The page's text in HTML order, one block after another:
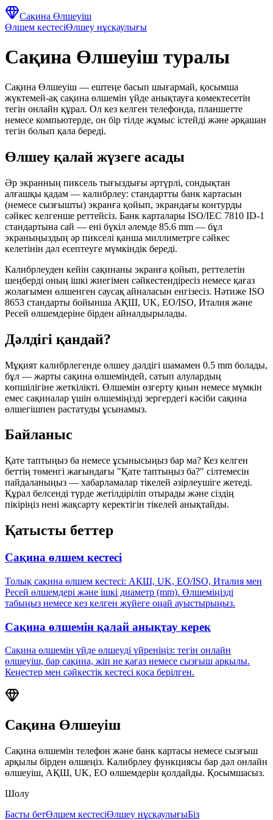
Сақина Өлшеуіш
Өлшем кестесіӨлшеу нұсқаулығы
Сақина Өлшеуіш туралы
Сақина Өлшеуіш — ештеңе басып шығармай, қосымша
жүктемей-ақ сақина өлшемін үйде анықтауға көмектесетін
тегін онлайн құрал. Ол кез келген телефонда, планшетте
немесе компьютерде, он бір тілде жұмыс істейді және әрқашан
тегін болып қала береді.
Өлшеу қалай жүзеге асады
Әр экранның пиксель тығыздығы әртүрлі, сондықтан
алғашқы қадам — калибрлеу: стандартты банк картасын
(немесе сызғышты) экранға қойып, экрандағы контурды
сәйкес келгенше реттейсіз. Банк карталары ISO/IEC 7810 ID-1
стандартына сай — ені бүкіл әлемде 85.6 mm — бұл
экраныңыздың әр пикселі қанша миллиметрге сәйкес
келетінін дәл есептеуге мүмкіндік береді.
Калибрлеуден кейін сақинаны экранға қойып, реттелетін
шеңберді оның ішкі жиегімен сәйкестендіресіз немесе қағаз
жолағымен өлшенген саусақ айналасын енгізесіз. Нәтиже ISO
8653 стандарты бойынша АҚШ, UK, ЕО/ISO, Италия және
Ресей өлшемдеріне бірден айналдырылады.
Дәлдігі қандай?
Мұқият калибрлегенде өлшеу дәлдігі шамамен 0.5 mm болады,
бұл — жарты сақина өлшеміндей, сатып алулардың
көпшілігіне жеткілікті. Өлшемін өзгерту қиын немесе мүмкін
емес сақиналар үшін өлшеміңізді зергердегі кәсіби сақина
өлшегішпен растатуды ұсынамыз.
Байланыс
Қате таптыңыз ба немесе ұсынысыңыз бар ма? Кез келген
беттің төменгі жағындағы "Қате таптыңыз ба?" сілтемесін
пайдаланыңыз — хабарламалар тікелей әзірлеушіге жетеді.
Құрал белсенді түрде жетілдіріліп отырады және сіздің
пікіріңіз нені жақсарту керектігін тікелей анықтайды.
Қатысты беттер
Сақина өлшем кестесі
Толық сақина өлшем кестесі: АҚШ, UK, ЕО/ISO, Италия мен
Ресей өлшемдері және ішкі диаметр (mm). Өлшеміңізді
табыңыз немесе кез келген жүйеге оңай ауыстырыңыз.
Сақина өлшемін қалай анықтау керек
Сақина өлшемін үйде өлшеуді үйреніңіз: тегін онлайн
өлшеуіш, бар сақина, жіп не қағаз немесе сызғыш арқылы.
Кеңестер мен сәйкестік кестесі қоса берілген.
Сақина Өлшеуіш
Сақина өлшемін телефон және банк картасы немесе сызғыш
арқылы бірден өлшеңіз. Калибрлеу функциясы бар дәл онлайн
өлшеуіш, АҚШ, UK, ЕО өлшемдерін қолдайды. Қосымшасыз.
Шолу
Басты бетӨлшем кестесіӨлшеу нұсқаулығыБіз